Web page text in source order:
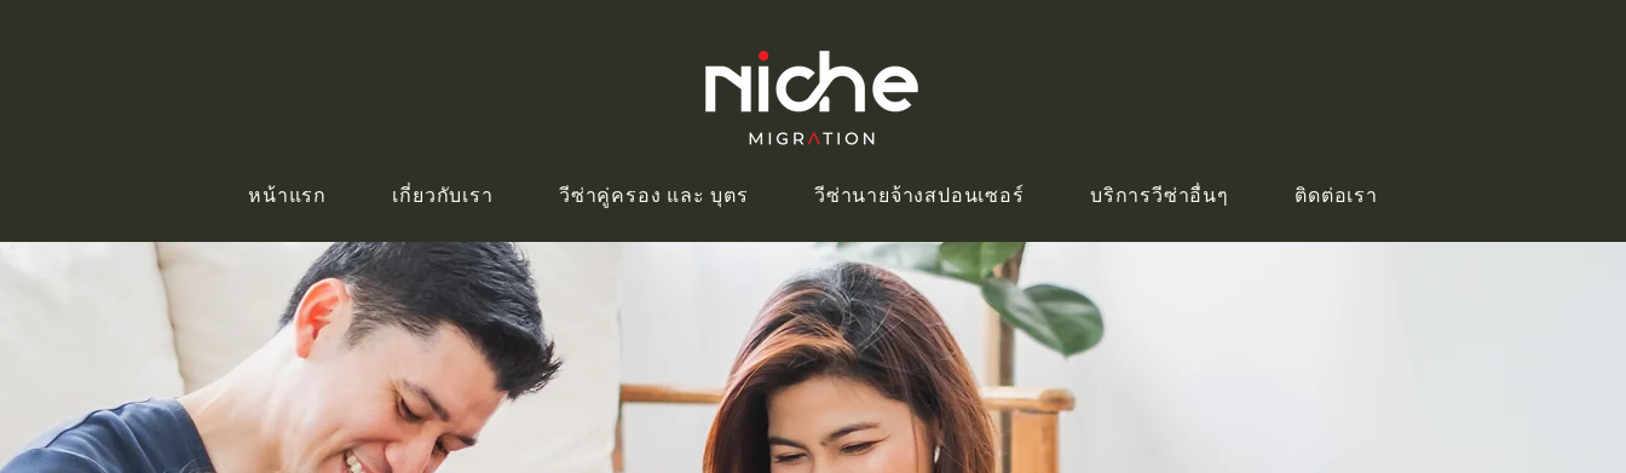
หน้าแรก เกี่ยวกับเรา วีซ่าคู่ครอง และ บุตร วีซ่านายจ้างสปอนเซอร์ บริการวีซ่าอื่นๆ ติดต่อเรา